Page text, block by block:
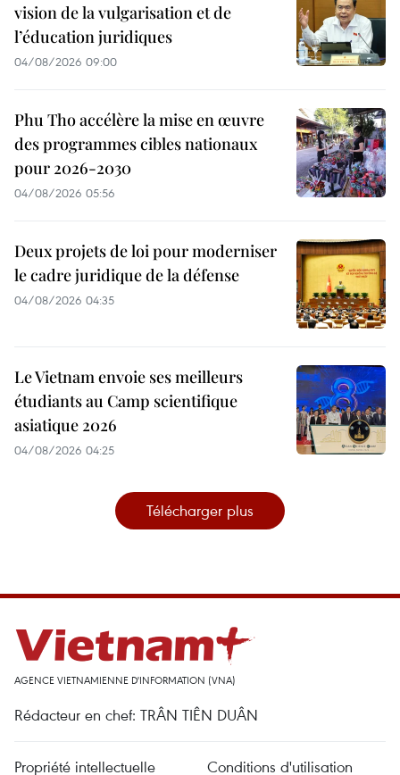
vision de la vulgarisation et de
l’éducation juridiques
04/08/2026 09:00
Phu Tho accélère la mise en œuvre
des programmes cibles nationaux
pour 2026-2030
04/08/2026 05:56
Deux projets de loi pour moderniser
le cadre juridique de la défense
04/08/2026 04:35
Le Vietnam envoie ses meilleurs
étudiants au Camp scientifique
asiatique 2026
04/08/2026 04:25
Télécharger plus
AGENCE VIETNAMIENNE D'INFORMATION (VNA)
Rédacteur en chef: TRÂN TIÊN DUÂN
Propriété intellectuelle Conditions d'utilisation